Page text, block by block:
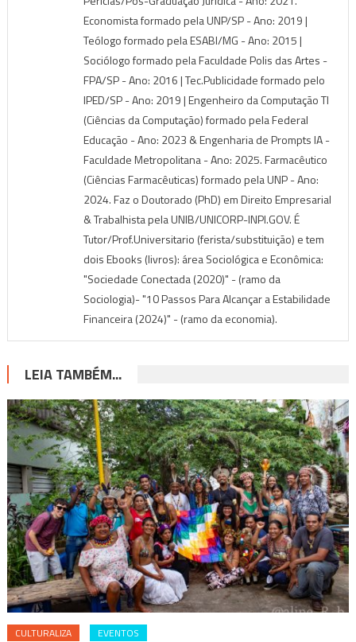
Economista formado pela UNP/SP - Ano: 2019 |
Teólogo formado pela ESABI/MG - Ano: 2015 |
Sociólogo formado pela Faculdade Polis das Artes -
FPA/SP - Ano: 2016 | Tec.Publicidade formado pelo
IPED/SP - Ano: 2019 | Engenheiro da Computação TI
(Ciências da Computação) formado pela Federal
Educação - Ano: 2023 & Engenharia de Prompts IA -
Faculdade Metropolitana - Ano: 2025. Farmacêutico
(Ciências Farmacêuticas) formado pela UNP - Ano:
2024. Faz o Doutorado (PhD) em Direito Empresarial
& Trabalhista pela UNIB/UNICORP-INPI.GOV. É
Tutor/Prof.Universitario (ferista/substituição) e tem
dois Ebooks (livros): área Sociológica e Econômica:
"Sociedade Conectada (2020)" - (ramo da
Sociologia)- "10 Passos Para Alcançar a Estabilidade
Financeira (2024)" - (ramo da economia).
LEIA TAMBÉM...
CULTURALIZA EVENTOS